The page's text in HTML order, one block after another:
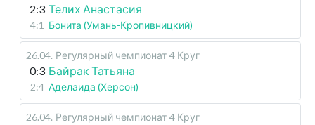
2:3 Телих Анастасия
4:1 Бонита (Умань-Кропивницкий)
26.04. Регулярный чемпионат 4 Круг
0:3 Байрак Татьяна
2:4 Аделаида (Херсон)
26.04. Регулярный чемпионат 4 Круг